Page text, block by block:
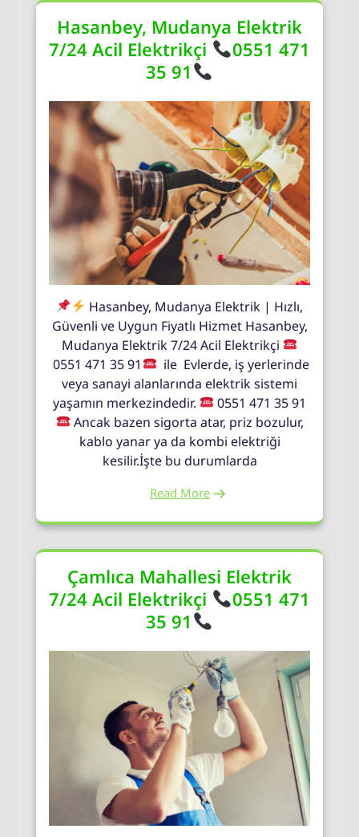
Hasanbey, Mudanya Elektrik
7/24 Acil Elektrikçi
0551 471
35 91
Hasanbey, Mudanya Elektrik | Hızlı,
Güvenli ve Uygun Fiyatlı Hizmet Hasanbey,
Mudanya Elektrik 7/24 Acil Elektrikçi
0551 471 35 91
ile Evlerde, iş yerlerinde
veya sanayi alanlarında elektrik sistemi
yaşamın merkezindedir.
0551 471 35 91
Ancak bazen sigorta atar, priz bozulur,
kablo yanar ya da kombi elektriği
kesilir.İşte bu durumlarda
Read More
Çamlıca Mahallesi Elektrik
7/24 Acil Elektrikçi
0551 471
35 91